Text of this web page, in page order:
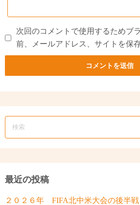
次回のコメントで使用するためブ
前、メールアドレス、サイトを保存
最近の投稿
２０２６年 FIFA北中米大会の後半戦